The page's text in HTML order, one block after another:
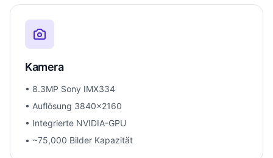
Kamera
• 8.3MP Sony IMX334
• Auflösung 3840x2160
• Integrierte NVIDIA-GPU
• ~75,000 Bilder Kapazität